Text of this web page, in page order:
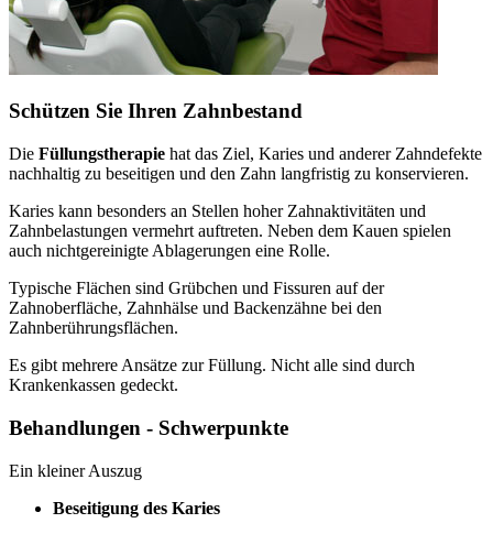
Schützen Sie Ihren Zahnbestand
Die Füllungstherapie hat das Ziel, Karies und anderer Zahndefekte
nachhaltig zu beseitigen und den Zahn langfristig zu konservieren.
Karies kann besonders an Stellen hoher Zahnaktivitäten und
Zahnbelastungen vermehrt auftreten. Neben dem Kauen spielen
auch nichtgereinigte Ablagerungen eine Rolle.
Typische Flächen sind Grübchen und Fissuren auf der
Zahnoberfläche, Zahnhälse und Backenzähne bei den
Zahnberührungsflächen.
Es gibt mehrere Ansätze zur Füllung. Nicht alle sind durch
Krankenkassen gedeckt.
Behandlungen - Schwerpunkte
Ein kleiner Auszug
Beseitigung des Karies